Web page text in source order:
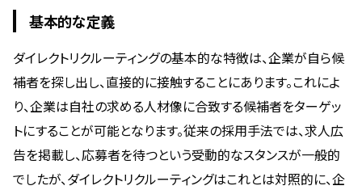
基本的な定義
ダイレクトリクルーティングの基本的な特徴は、企業が自ら候
補者を探し出し、直接的に接触することにあります。これによ
り、企業は自社の求める人材像に合致する候補者をターゲッ
トにすることが可能となります。従来の採用手法では、求人広
告を掲載し、応募者を待つという受動的なスタンスが一般的
でしたが、ダイレクトリクルーティングはこれとは対照的に、企